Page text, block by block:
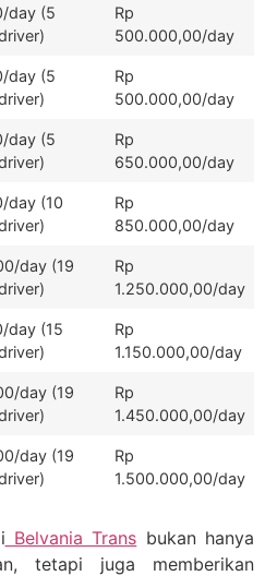
day (5
Rp
500.000,00/day
day (5
Rp
500.000,00/day
day (5
Rp
650.000,00/day
day (10
Rp
850.000,00/day
day (19
Rp
1.250.000,00/day
day (15
Rp
1.150.000,00/day
day (19
Rp
1.450.000,00/day
day (19
Rp
1.500.000,00/day
Belvania Trans bukan hanya
tetapi juga memberikan